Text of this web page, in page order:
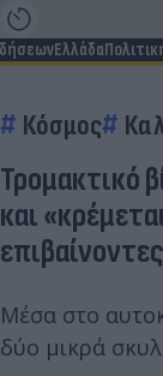
Ελλάδα
Κόσμος
Τρομακτικό
και
επιβαίνοντες
Μέσα στο
δύο μικρά